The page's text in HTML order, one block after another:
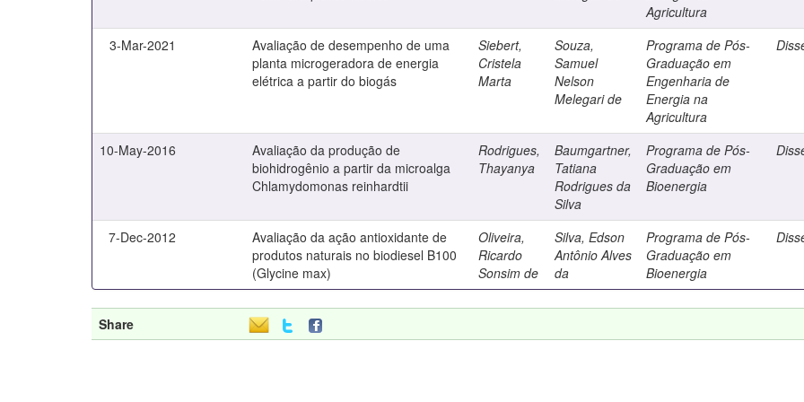
Agricultura
3-Mar-2021
Avaliação de desempenho de uma
planta microgeradora de energia
elétrica a partir do biogás
Siebert,
Cristela
Marta
Souza,
Samuel
Nelson
Melegari de
Programa de Pós-
Graduação em
Engenharia de
Energia na
Agricultura
10-May-2016
Avaliação da produção de
biohidrogênio a partir da microalga
Chlamydomonas reinhardtii
Rodrigues,
Thayanya
Baumgartner,
Tatiana
Rodrigues da
Silva
Programa de Pós-
Graduação em
Bioenergia
7-Dec-2012
Avaliação da ação antioxidante de
produtos naturais no biodiesel B100
(Glycine max)
Oliveira,
Ricardo
Sonsim de
Silva, Edson
Antônio Alves
da
Programa de Pós-
Graduação em
Bioenergia
Share